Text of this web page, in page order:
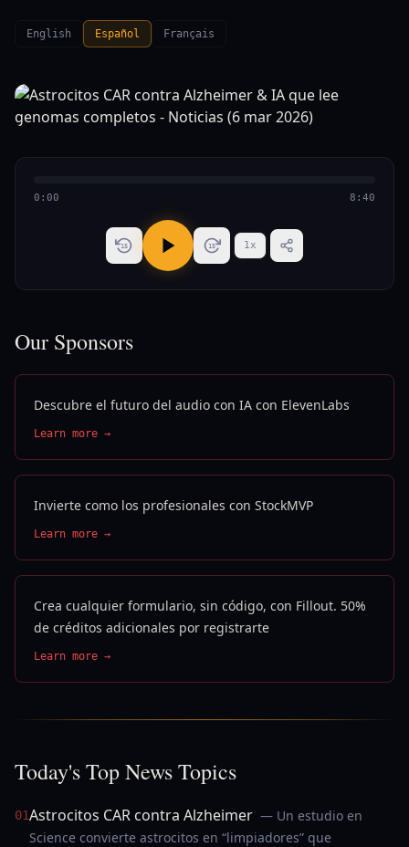
English Español Français
0:00 8:40
15 15 1x
Our Sponsors
Descubre el futuro del audio con IA con ElevenLabs
Learn more →
Invierte como los profesionales con StockMVP
Learn more →
Crea cualquier formulario, sin código, con Fillout. 50%
de créditos adicionales por registrarte
Learn more →
Today's Top News Topics
01Astrocitos CAR contra Alzheimer — Un estudio en
Science convierte astrocitos en “limpiadores” que